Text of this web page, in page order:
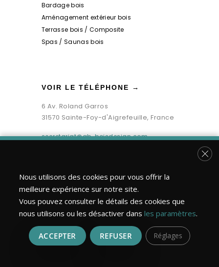
Bardage bois
Aménagement extérieur bois
Terrasse bois / Composite
Spas / Saunas bois
VOIR LE TÉLÉPHONE →
6 Av. Roland Garros
31570 Sainte-Foy-d'Aigrefeuille, France
secretariat@gb-boisdesign.com
Bois Design Construction ©2026 | Tous droits réservés.
Nous utilisons des cookies pour vous offrir la
meilleure expérience sur notre site.
Vous pouvez consulter le détails des cookies que
nous utilisons ou les désactiver dans les paramètres.
ACCEPTER REFUSER Réglages